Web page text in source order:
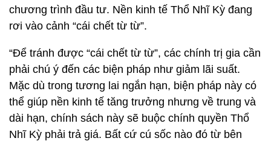
chương trình đầu tư. Nền kinh tế Thổ Nhĩ Kỳ đang
rơi vào cảnh “cái chết từ từ”.
“Để tránh được “cái chết từ từ”, các chính trị gia cần
phải chú ý đến các biện pháp như giảm lãi suất.
Mặc dù trong tương lai ngắn hạn, biện pháp này có
thể giúp nền kinh tế tăng trưởng nhưng về trung và
dài hạn, chính sách này sẽ buộc chính quyền Thổ
Nhĩ Kỳ phải trả giá. Bất cứ cú sốc nào đó từ bên